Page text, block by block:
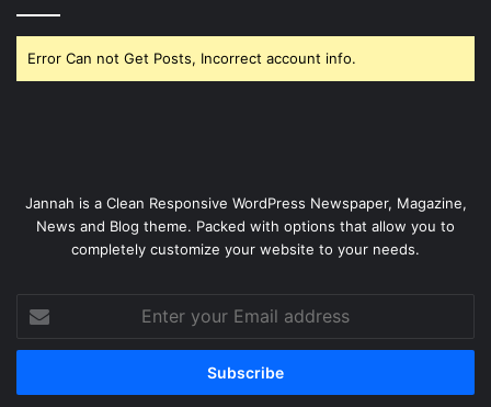
Error Can not Get Posts, Incorrect account info.
Jannah is a Clean Responsive WordPress Newspaper, Magazine,
News and Blog theme. Packed with options that allow you to
completely customize your website to your needs.
your
Email